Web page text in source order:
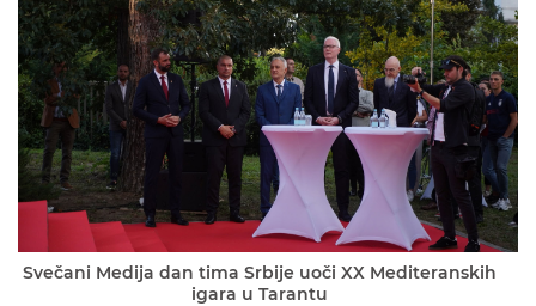
Svečani Medija dan tima Srbije uoči XX Mediteranskih
igara u Tarantu